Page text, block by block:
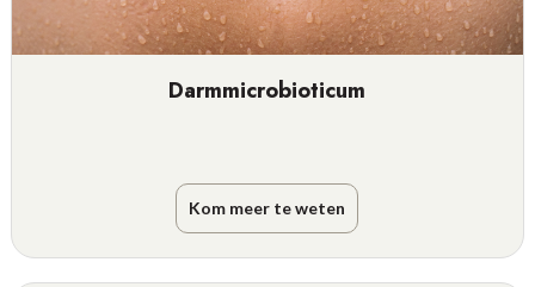
Darmmicrobioticum
Kom meer te weten